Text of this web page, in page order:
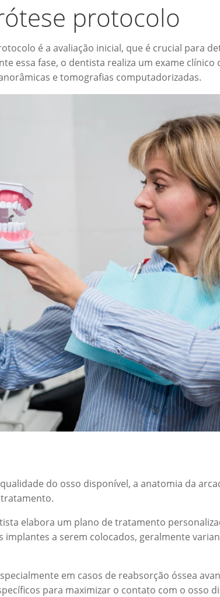
protocolo
é a avaliação inicial, que é crucial para
essa fase, o dentista realiza um exame clínico
e tomografias computadorizadas.
do osso disponível, a anatomia da
elabora um plano de tratamento
implantes a serem colocados, geralmente
em casos de reabsorção óssea
para maximizar o contato com o osso